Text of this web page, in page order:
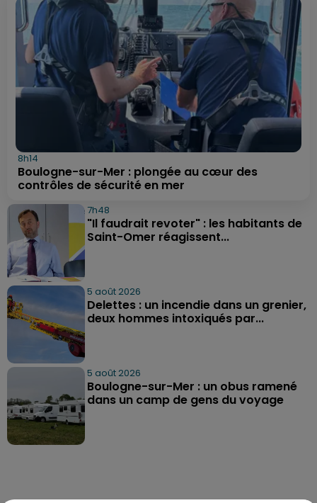
8h14
Boulogne-sur-Mer : plongée au cœur des
contrôles de sécurité en mer
7h48
"Il faudrait revoter" : les habitants de
Saint-Omer réagissent...
5 août 2026
Delettes : un incendie dans un grenier,
deux hommes intoxiqués par...
5 août 2026
Boulogne-sur-Mer : un obus ramené
dans un camp de gens du voyage